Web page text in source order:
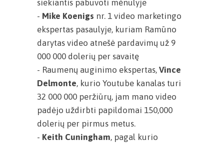
siekiantis pabuvoti mėnulyje
- Mike Koenigs nr. 1 video marketingo
ekspertas pasaulyje, kuriam Ramūno
darytas video atnešė pardavimų už 9
000 000 dolerių per savaitę
- Raumenų auginimo ekspertas, Vince
Delmonte, kurio Youtube kanalas turi
32 000 000 peržiūrų, jam mano video
padėjo uždirbti papildomai 150,000
dolerių per pirmus metus.
- Keith Cuningham, pagal kurio